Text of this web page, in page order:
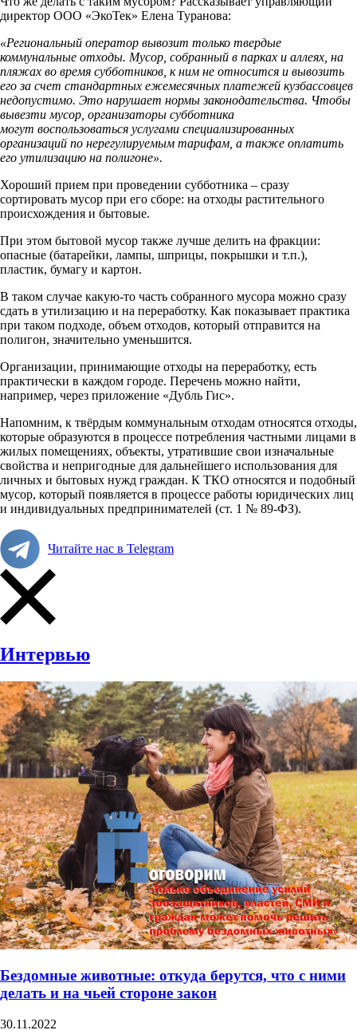
директор ООО «ЭкоТек» Елена Туранова:
«Региональный оператор вывозит только твердые
коммунальные отходы. Мусор, собранный в парках и аллеях, на
пляжах во время субботников, к ним не относится и вывозить
его за счет стандартных ежемесячных платежей кузбассовцев
недопустимо. Это нарушает нормы законодательства. Чтобы
вывезти мусор, организаторы субботника
могут воспользоваться услугами специализированных
организаций по нерегулируемым тарифам, а также оплатить
его утилизацию на полигоне».
Хороший прием при проведении субботника – сразу
сортировать мусор при его сборе: на отходы растительного
происхождения и бытовые.
При этом бытовой мусор также лучше делить на фракции:
опасные (батарейки, лампы, шприцы, покрышки и т.п.),
пластик, бумагу и картон.
В таком случае какую-то часть собранного мусора можно сразу
сдать в утилизацию и на переработку. Как показывает практика
при таком подходе, объем отходов, который отправится на
полигон, значительно уменьшится.
Организации, принимающие отходы на переработку, есть
практически в каждом городе. Перечень можно найти,
например, через приложение «Дубль Гис».
Напомним, к твёрдым коммунальным отходам относятся отходы,
которые образуются в процессе потребления частными лицами в
жилых помещениях, объекты, утратившие свои изначальные
свойства и непригодные для дальнейшего использования для
личных и бытовых нужд граждан. К ТКО относятся и подобный
мусор, который появляется в процессе работы юридических лиц
и индивидуальных предпринимателей (ст. 1 № 89-ФЗ).
Читайте нас в Telegram
Интервью
Бездомные животные: откуда берутся, что с ними
делать и на чьей стороне закон
30.11.2022